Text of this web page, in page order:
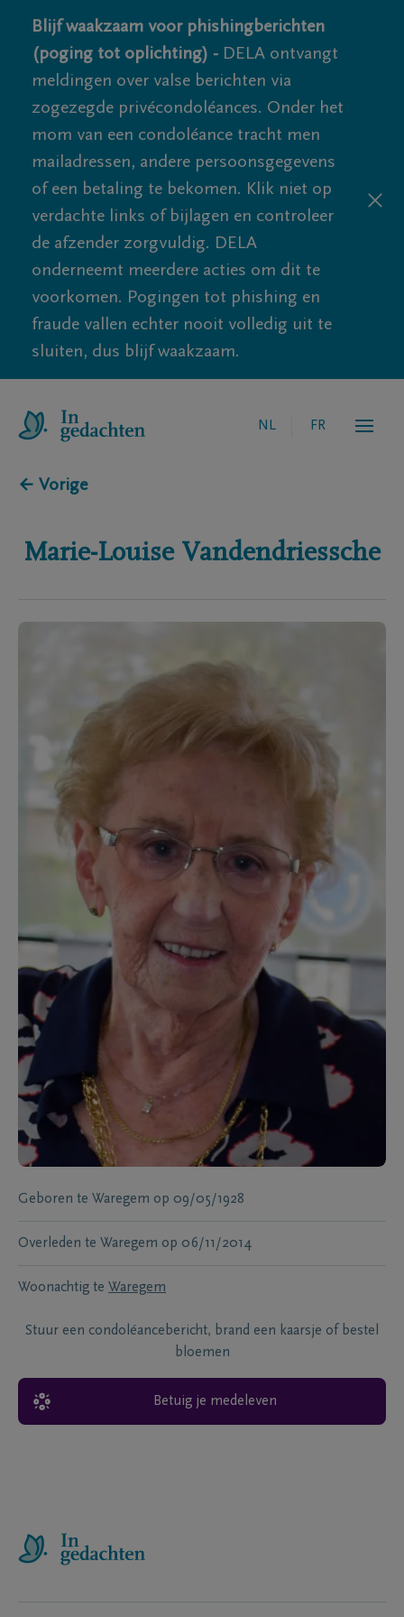
Blijf waakzaam voor phishingberichten
(poging tot oplichting) - DELA ontvangt
meldingen over valse berichten via
zogezegde privécondoléances. Onder het
mom van een condoléance tracht men
mailadressen, andere persoonsgegevens
of een betaling te bekomen. Klik niet op
verdachte links of bijlagen en controleer
de afzender zorgvuldig. DELA
onderneemt meerdere acties om dit te
voorkomen. Pogingen tot phishing en
fraude vallen echter nooit volledig uit te
sluiten, dus blijf waakzaam.
NL FR
← Vorige
Marie-Louise Vandendriessche
Geboren te Waregem op 09/05/1928
Overleden te Waregem op 06/11/2014
Woonachtig te Waregem
Stuur een condoléancebericht, brand een kaarsje of bestel
bloemen
Betuig je medeleven